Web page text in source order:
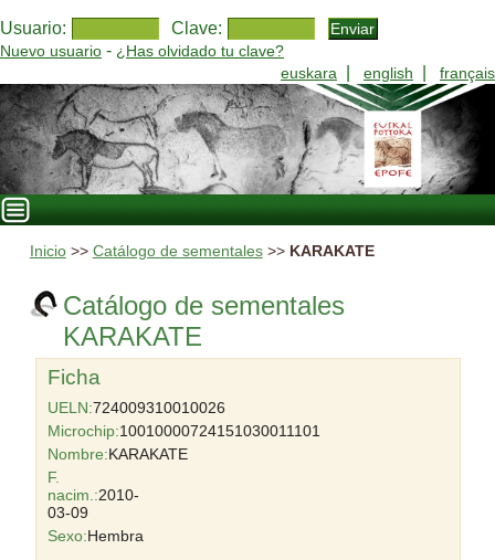
Usuario: Clave:
Nuevo usuario - ¿Has olvidado tu clave?
euskara
english français
Inicio>> Catálogo de sementales>> KARAKATE
Catálogo de sementales
KARAKATE
Ficha
UELN:724009310010026
Microchip:10010000724151030011101
Nombre:KARAKATE
F.
nacim.:2010-
03-09
Sexo:Hembra